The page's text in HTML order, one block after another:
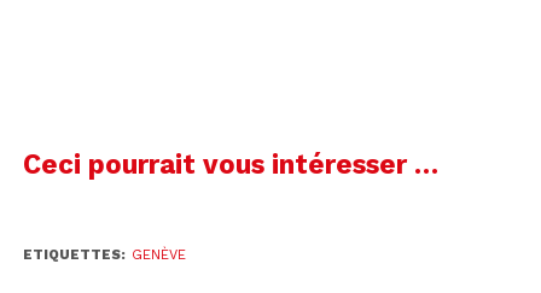
Ceci pourrait vous intéresser …
ETIQUETTES: GENÈVE